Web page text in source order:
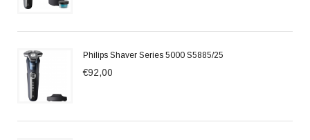
Philips Shaver Series 5000 S5885/25
€92,00